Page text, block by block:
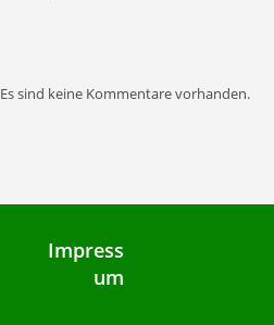
Es sind keine Kommentare vorhanden.
Impress
um